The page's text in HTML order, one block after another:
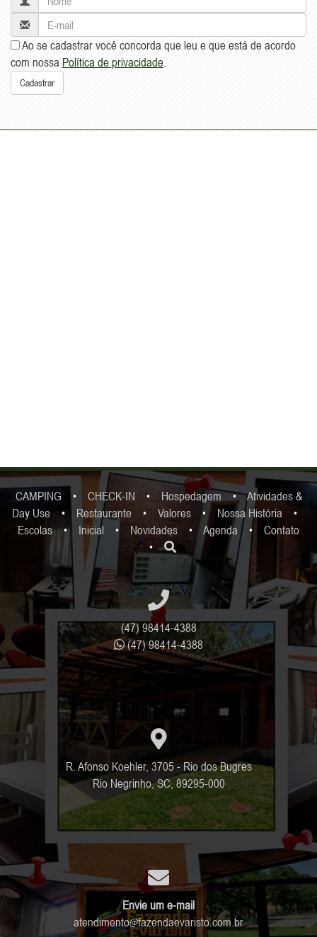
Inscreva-se par receber novidades em seu e-mail!
•CHECK-IN•Hospedagem •
Atividades &
• Restaurante • Valores• Nossa História
•
Escolas• Inicial• Novidades• Agenda •Contato
•
R. Afonso Koehler, 3705 - Rio dos Bugres
Rio Negrinho, SC, 89295-000